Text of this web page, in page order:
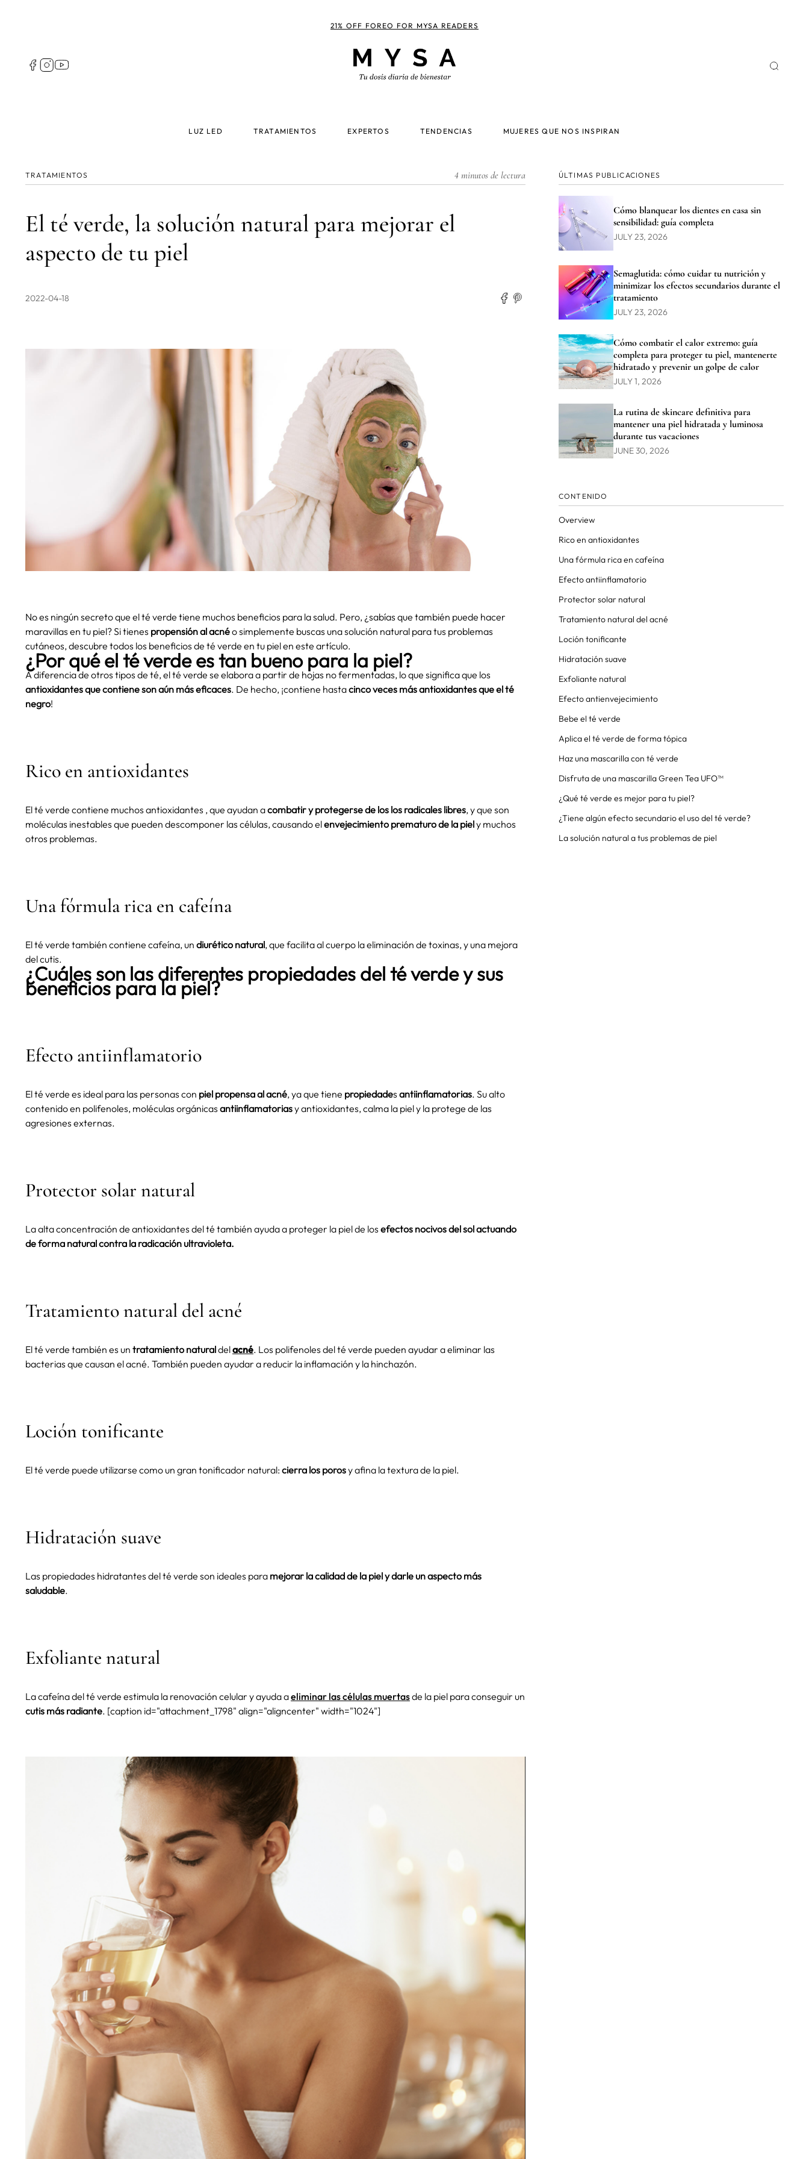
TRATAMIENTOS 4 minutos de lectura
El té verde, la solución natural para mejorar el
aspecto de tu piel
2022-04-18
No es ningún secreto que el té verde tiene muchos beneficios para la salud. Pero, ¿sabías que también puede hacer
maravillas en tu piel?Si tienes propensiónal acnéo simplemente buscas una solución natural para tus problemas
cutáneos, descubre todos los beneficios de té verde en tu piel en este artículo.
¿Por qué el té verde es tan bueno para la piel?
A diferencia de otros tipos de té, el té verde se elabora a partir de hojas no fermentadas, lo que significa que los
antioxidantes que contiene son aún más eficaces. De hecho, ¡contiene hastacinco veces más antioxidantes que el té
negro!
Rico en antioxidantes
El té verde contiene muchos antioxidantes , que ayudan acombatir y protegerse de los los radicales libres, y que son
moléculas inestables que pueden descomponer las células, causando elenvejecimiento prematuro de la piely muchos
otros problemas.
Una fórmula rica en cafeína
El té verde también contiene cafeína, un diurético natural, que facilita al cuerpo la eliminación de toxinas, y una mejora
del cutis.
¿Cuáles son las diferentes propiedades del té verde y sus
beneficios para la piel?
Efecto antiinflamatorio
El té verde es ideal para las personas con piel propensa al acné, ya que tiene propiedades antiinflamatorias. Su alto
contenido en polifenoles, moléculas orgánicas antiinflamatoriasy antioxidantes, calma la piel y la protege de las
agresiones externas.
Protector solar natural
La alta concentración de antioxidantes del té también ayuda a proteger la piel de los efectos nocivos del solactuando
de forma natural contra la radicación ultravioleta.
Tratamiento natural del acné
El té verde también es un tratamiento naturaldelacné. Los polifenoles del té verde pueden ayudar a eliminar las
bacterias que causan el acné. También pueden ayudar a reducir la inflamación y la hinchazón.
Loción tonificante
El té verde puede utilizarse como un gran tonificador natural: cierra los porosy afina la textura de la piel.
Hidratación suave
Las propiedades hidratantes del té verde son ideales para mejorar la calidad de la piel y darle un aspecto más
saludable.
Exfoliante natural
La cafeína del té verde estimula la renovación celular y ayuda aeliminar las células muertasde la piel para conseguir un
cutis más radiante. [caption id="attachment_1798" align="aligncenter" width="1024"]
ÚLTIMAS PUBLICACIONES
Cómo blanquear los dientes en casa sin
sensibilidad: guía completa
JULY 23, 2026
Semaglutida: cómo cuidar tu nutrición y
minimizar los efectos secundarios durante el
tratamiento
JULY 23, 2026
Cómo combatir el calor extremo: guía
completa para proteger tu piel, mantenerte
hidratado y prevenir un golpe de calor
JULY 1, 2026
La rutina de skincare definitiva para
mantener una piel hidratada y luminosa
durante tus vacaciones
JUNE 30, 2026
CONTENIDO
Overview
Rico en antioxidantes
Una fórmula rica en cafeína
Efecto antiinflamatorio
Protector solar natural
Tratamiento natural del acné
Loción tonificante
Hidratación suave
Exfoliante natural
Efecto antienvejecimiento
Bebe el té verde
Aplica el té verde de forma tópica
Haz una mascarilla con té verde
Disfruta de una mascarilla Green Tea UFO™
¿Qué té verde es mejor para tu piel?
¿Tiene algún efecto secundario el uso del té verde?
La solución natural a tus problemas de piel
21% OFF FOREO FOR MYSA READERS
Follow
us
LUZ LED TRATAMIENTOS EXPERTOS TENDENCIAS MUJERES QUE NOS INSPIRAN